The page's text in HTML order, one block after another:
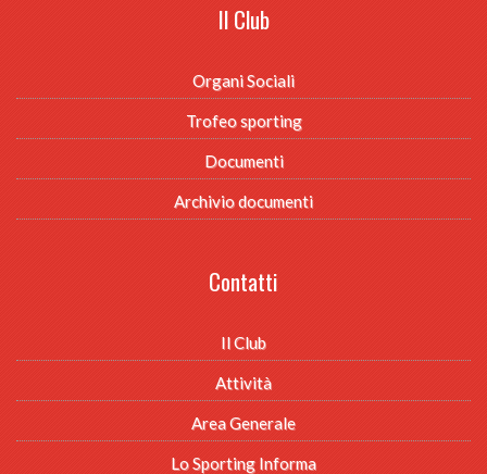
Il Club
Organi Sociali
Trofeo sporting
Documenti
Archivio documenti
Contatti
Il Club
Attività
Area Generale
Lo Sporting Informa